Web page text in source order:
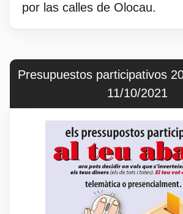
por las calles de Olocau.
Presupuestos participativos
11/10/2021